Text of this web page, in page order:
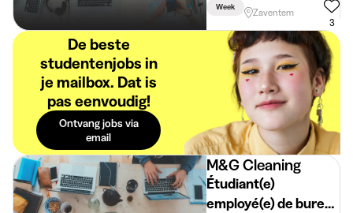
Week
Zaventem
3
De beste
studentenjobs in
je mailbox. Dat is
pas eenvoudig!
Ontvang jobs via
email
M&G Cleaning
Étudiant(e)
employé(e) de bureau